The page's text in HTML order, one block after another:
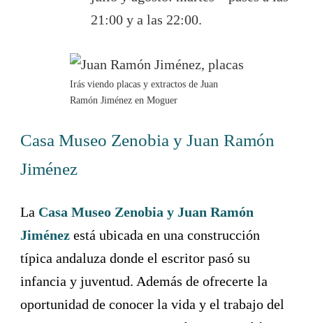
21:00 y a las 22:00.
Irás viendo placas y extractos de Juan
Ramón Jiménez en Moguer
Casa Museo Zenobia y Juan Ramón
Jiménez
La Casa Museo Zenobia y Juan Ramón
Jiménez está ubicada en una construcción
típica andaluza donde el escritor pasó su
infancia y juventud. Además de ofrecerte la
oportunidad de conocer la vida y el trabajo del